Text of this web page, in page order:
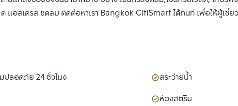
ดิ แอสเดรส ชิดลม ติดต่อหาเรา Bangkok CitiSmart ได้ทันที เพื่อให้ผู้เชี่ย
ปลอดภัย 24 ชั่วโมง
สระว่ายน้ำ
ห้องสตรีม